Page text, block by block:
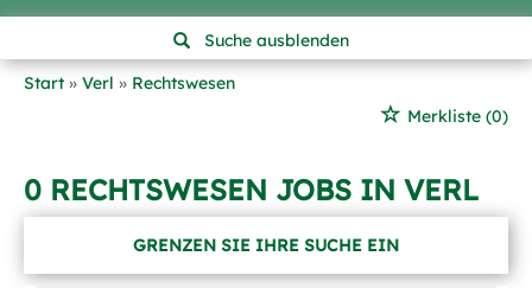
Suche ausblenden
Start
Verl
Rechtswesen
Merkliste (0)
0 RECHTSWESEN JOBS IN VERL
GRENZEN SIE IHRE SUCHE EIN